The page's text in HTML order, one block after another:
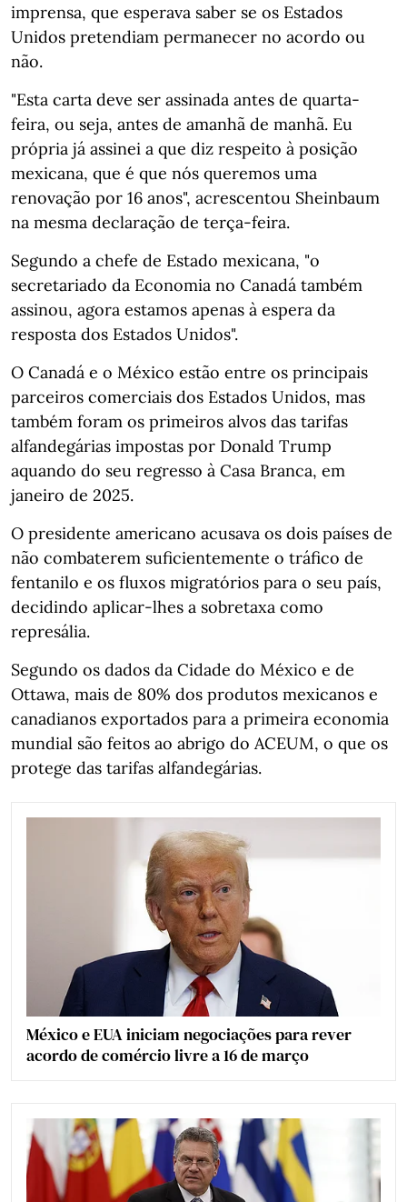
imprensa, que esperava saber se os Estados
Unidos pretendiam permanecer no acordo ou
não.
"Esta carta deve ser assinada antes de quarta-
feira, ou seja, antes de amanhã de manhã. Eu
própria já assinei a que diz respeito à posição
mexicana, que é que nós queremos uma
renovação por 16 anos", acrescentou Sheinbaum
na mesma declaração de terça-feira.
Segundo a chefe de Estado mexicana, "o
secretariado da Economia no Canadá também
assinou, agora estamos apenas à espera da
resposta dos Estados Unidos".
O Canadá e o México estão entre os principais
parceiros comerciais dos Estados Unidos, mas
também foram os primeiros alvos das tarifas
alfandegárias impostas por Donald Trump
aquando do seu regresso à Casa Branca, em
janeiro de 2025.
O presidente americano acusava os dois países de
não combaterem suficientemente o tráfico de
fentanilo e os fluxos migratórios para o seu país,
decidindo aplicar-lhes a sobretaxa como
represália.
Segundo os dados da Cidade do México e de
Ottawa, mais de 80% dos produtos mexicanos e
canadianos exportados para a primeira economia
mundial são feitos ao abrigo do ACEUM, o que os
protege das tarifas alfandegárias.
México e EUA iniciam negociações para rever
acordo de comércio livre a 16 de março